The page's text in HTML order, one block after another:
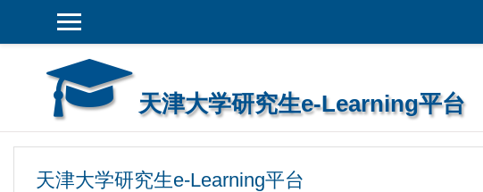
天津大学研究生e-Learning平台
天津大学研究生e-Learning平台